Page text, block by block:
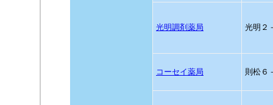
光明調剤薬局 光明２
コーセイ薬局 則松６